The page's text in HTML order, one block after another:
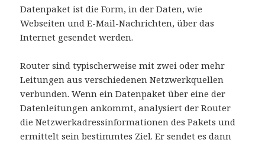
Datenpaket ist die Form, in der Daten, wie
Webseiten und E-Mail-Nachrichten, über das
Internet gesendet werden.
Router sind typischerweise mit zwei oder mehr
Leitungen aus verschiedenen Netzwerkquellen
verbunden. Wenn ein Datenpaket über eine der
Datenleitungen ankommt, analysiert der Router
die Netzwerkadressinformationen des Pakets und
ermittelt sein bestimmtes Ziel. Er sendet es dann